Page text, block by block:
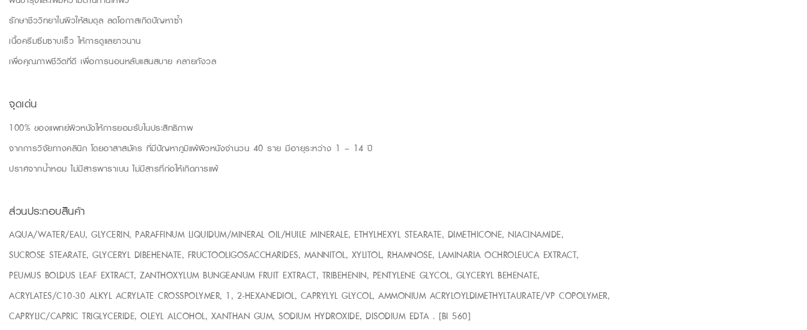
รักษาชีววิทยาในผิวให้สมดุล ลดโอกาสเกิดปัญหาซ้ำ
เนื้อครีมซึมซาบเร็ว ให้การดูแลยาวนาน
เพื่อคุณภาพชีวิตที่ดี เพื่อการนอนหลับแสนสบาย คลายกังวล
จุดเด่น
100% ของแพทย์ผิวหนังให้การยอมรับในประสิทธิภาพ
จากการวิจัยทางคลินิก โดยอาสาสมัคร ที่มีปัญหาภูมิแพ้ผิวหนังจำนวน 40 ราย มีอายุระหว่าง 1 – 14 ปี
ปราศจากน้ำหอม ไม่มีสารพาราเบน ไม่มีสารที่ก่อให้เกิดการแพ้
ส่วนประกอบสินค้า
AQUA/WATER/EAU, GLYCERIN, PARAFFINUM LIQUIDUM/MINERAL OIL/HUILE MINERALE, ETHYLHEXYL STEARATE, DIMETHICONE, NIACINAMIDE,
SUCROSE STEARATE, GLYCERYL DIBEHENATE, FRUCTOOLIGOSACCHARIDES, MANNITOL, XYLITOL, RHAMNOSE, LAMINARIA OCHROLEUCA EXTRACT,
PEUMUS BOLDUS LEAF EXTRACT, ZANTHOXYLUM BUNGEANUM FRUIT EXTRACT, TRIBEHENIN, PENTYLENE GLYCOL, GLYCERYL BEHENATE,
ACRYLATES/C10-30 ALKYL ACRYLATE CROSSPOLYMER, 1, 2-HEXANEDIOL, CAPRYLYL GLYCOL, AMMONIUM ACRYLOYLDIMETHYLTAURATE/VP COPOLYMER,
CAPRYLIC/CAPRIC TRIGLYCERIDE, OLEYL ALCOHOL, XANTHAN GUM, SODIUM HYDROXIDE, DISODIUM EDTA . [BI 560]